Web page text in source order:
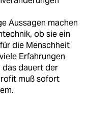
Aussagen machen
ob sie ein
die Menschheit
Erfahrungen
das dauert der
muß sofort